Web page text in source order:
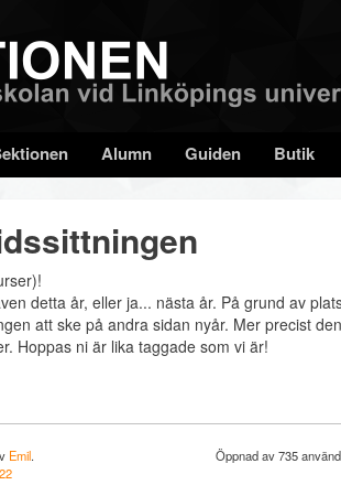
Alumn Guiden Butik
detta år, eller ja... nästa år. På grund av
att ske på andra sidan nyår. Mer precist
Hoppas ni är lika taggade som vi är!
Emil.
Öppnad av 735